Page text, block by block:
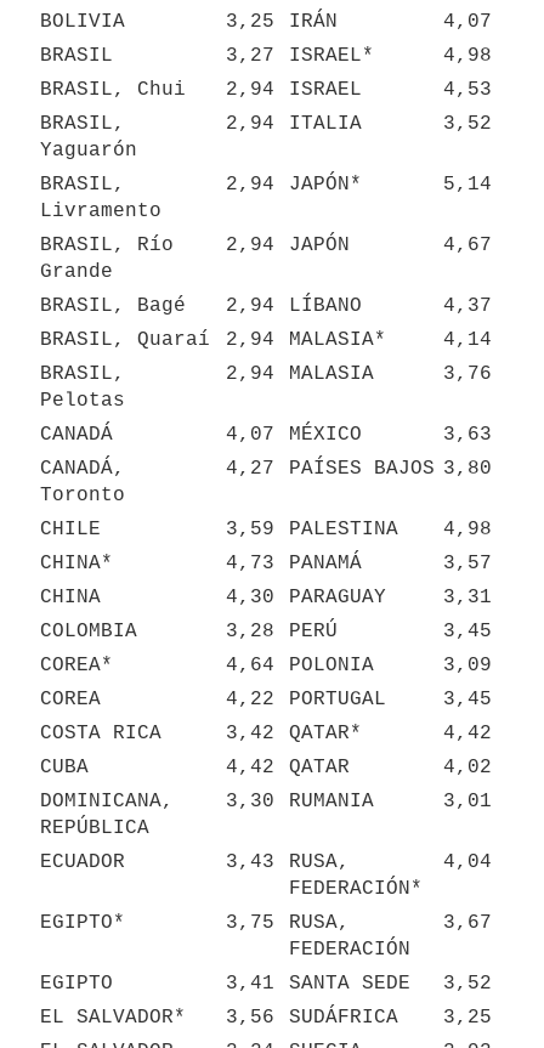
BOLIVIA
3,25 IRÁN
4,07
BRASIL
3,27 ISRAEL*
4,98
BRASIL, Chui
2,94 ISRAEL
4,53
BRASIL,
Yaguarón
2,94 ITALIA 3,52
BRASIL,
Livramento
2,94 JAPÓN* 5,14
BRASIL, Río
Grande
2,94 JAPÓN 4,67
BRASIL, Bagé 2,94 LÍBANO
4,37
BRASIL, Quaraí
2,94 MALASIA*
4,14
BRASIL,
Pelotas
2,94 MALASIA 3,76
CANADÁ 4,07 MÉXICO
3,63
CANADÁ,
Toronto
4,27 PAÍSES BAJOS 3,80
CHILE 3,59 PALESTINA
4,98
CHINA*
4,73 PANAMÁ
3,57
CHINA
4,30 PARAGUAY
3,31
COLOMBIA
3,28 PERÚ
3,45
COREA*
4,64 POLONIA
3,09
COREA
4,22 PORTUGAL
3,45
COSTA RICA
3,42 QATAR*
4,42
CUBA
4,42 QATAR
4,02
DOMINICANA,
REPÚBLICA
3,30 RUMANIA 3,01
ECUADOR 3,43
RUSA,
FEDERACIÓN*
4,04
EGIPTO* 3,75
RUSA,
FEDERACIÓN
3,67
EGIPTO 3,41 SANTA SEDE
3,52
EL SALVADOR*
3,56 SUDÁFRICA
3,25